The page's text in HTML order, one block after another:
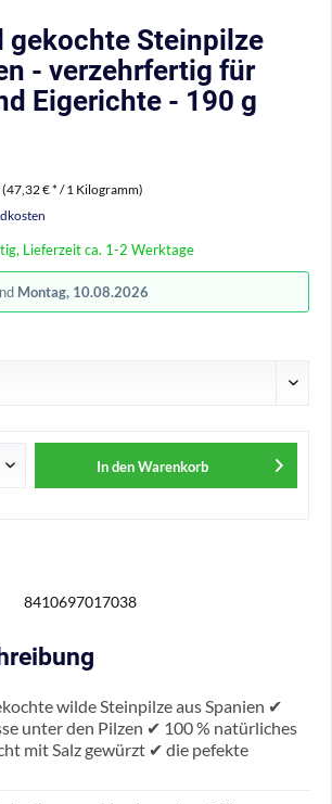
gekochte Steinpilze
- verzehrfertig für
Eigerichte - 190 g
€ * / 1 Kilogramm)
Lieferzeit ca. 1-2 Werktage
Montag, 10.08.2026
In den Warenkorb
8410697017038
wilde Steinpilze aus Spanien ✔
unter den Pilzen ✔ 100 % natürliches
mit Salz gewürzt ✔ die pefekte